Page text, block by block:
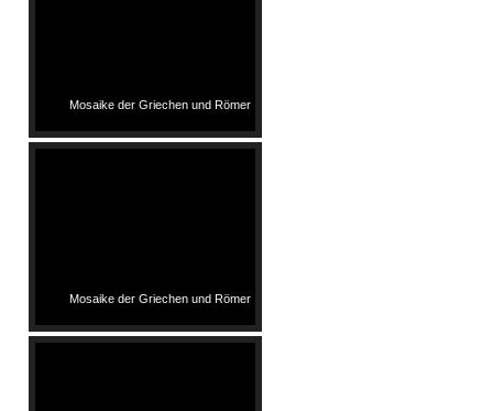
Mosaike der Griechen und Römer
Mosaike der Griechen und Römer